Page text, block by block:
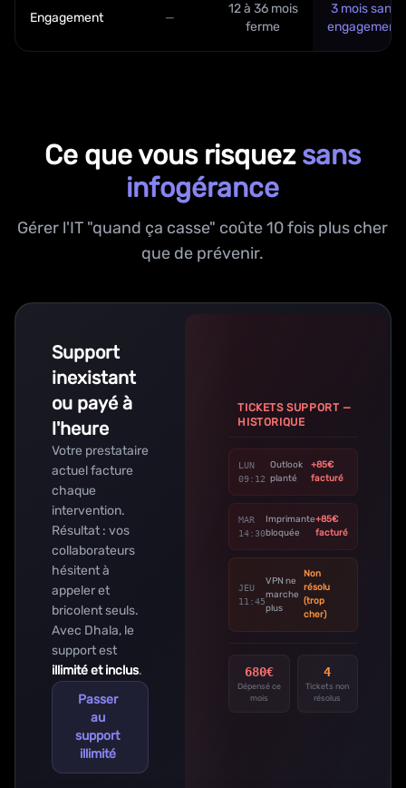
Engagement —
12 à 36 mois
ferme
3 mois sans
engagement
Ce que vous risquezsans
infogérance
Gérer l'IT "quand ça casse" coûte 10 fois plus cher
que de prévenir.
Support
inexistant
ou payé à
l'heure
Votre prestataire
actuel facture
chaque
intervention.
Résultat : vos
collaborateurs
hésitent à
appeler et
bricolent seuls.
Avec Dhala, le
support est
illimité et inclus.
Passer
au
support
illimité
TICKETS SUPPORT —
HISTORIQUE
LUN
09:12
Outlook
planté
+85€
facturé
MAR
14:30
Imprimante
bloquée
+85€
facturé
JEU
11:45
VPN ne
marche
plus
Non
résolu
(trop
cher)
680€
Dépensé ce
mois
4
Tickets non
résolus